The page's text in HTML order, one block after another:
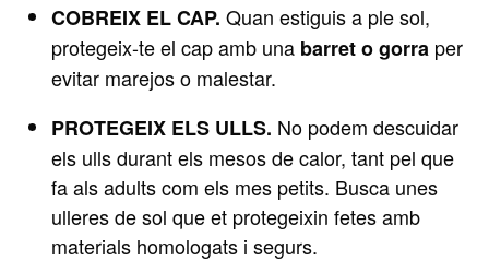
COBREIX EL CAP. Quan estiguis a ple sol,
protegeix-te el cap amb una barret o gorra per
evitar marejos o malestar.
PROTEGEIX ELS ULLS. No podem descuidar
els ulls durant els mesos de calor, tant pel que
fa als adults com els mes petits. Busca unes
ulleres de sol que et protegeixin fetes amb
materials homologats i segurs.